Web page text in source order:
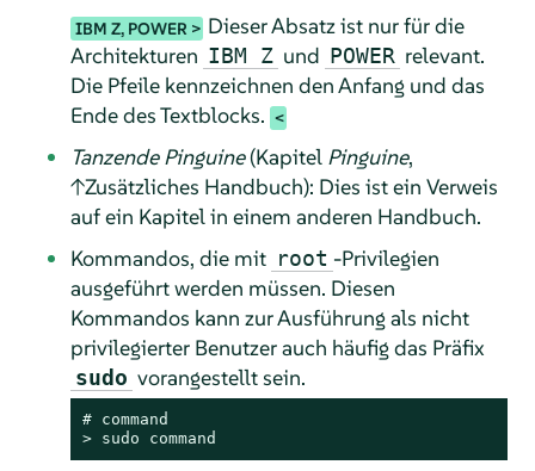
IBM Z, POWER
Dieser Absatz ist nur für die
Architekturen IBM Z und POWER relevant.
Die Pfeile kennzeichnen den Anfang und das
Ende des Textblocks.
Tanzende Pinguine(Kapitel Pinguine,
↑Zusätzliches Handbuch): Dies ist ein Verweis
auf ein Kapitel in einem anderen Handbuch.
Kommandos, die mit root -Privilegien
ausgeführt werden müssen. Diesen
Kommandos kann zur Ausführung als nicht
privilegierter Benutzer auch häufig das Präfix
sudo vorangestellt sein.
# command
> sudo command